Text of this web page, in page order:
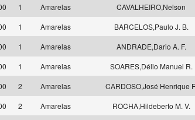
1 Amarelas CAVALHEIRO,Nelson
1 Amarelas BARCELOS,Paulo J. B.
1 Amarelas ANDRADE,Dario A. F.
1 Amarelas SOARES,Délio Manuel R.
2 Amarelas CARDOSO,José Henrique
2 Amarelas ROCHA,Hildeberto M. V.